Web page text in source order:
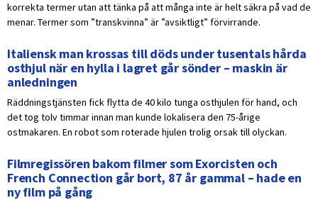
korrekta termer utan att tänka på att många inte är helt säkra på vad de
menar. Termer som ”transkvinna” är ”avsiktligt” förvirrande.
Italiensk man krossas till döds under tusentals hårda
osthjul när en hylla i lagret går sönder – maskin är
anledningen
Räddningstjänsten fick flytta de 40 kilo tunga osthjulen för hand, och
det tog tolv timmar innan man kunde lokalisera den 75-årige
ostmakaren. En robot som roterade hjulen trolig orsak till olyckan.
Filmregissören bakom filmer som Exorcisten och
French Connection går bort, 87 år gammal – hade en
ny film på gång